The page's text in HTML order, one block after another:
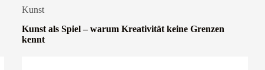
Kunst
Kunst als Spiel – warum Kreativität keine Grenzen
kennt